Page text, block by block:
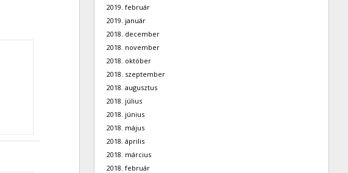
2019. február
2019. január
2018. december
2018. november
2018. október
2018. szeptember
2018. augusztus
2018. július
2018. június
2018. május
2018. április
2018. március
2018. február